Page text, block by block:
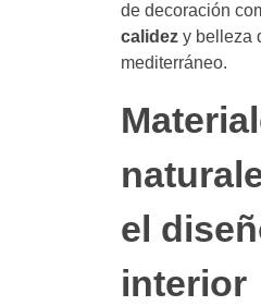
de decoración
calidezy belleza
mediterráneo.
el
interior